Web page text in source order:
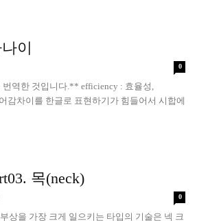
이
0
역한 것입니다.** efficiency : 효율성,
감차이를 한글로 표현하기가 힘들어서 시합에
목(neck)
0
상을 가장 크게 일으키는 타입의 기술은 넥 크